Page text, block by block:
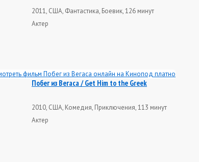
2011, США, Фантастика, Боевик, 126 минут
Актер
Побег из Вегаса / Get Him to the Greek
2010, США, Комедия, Приключения, 113 минут
Актер